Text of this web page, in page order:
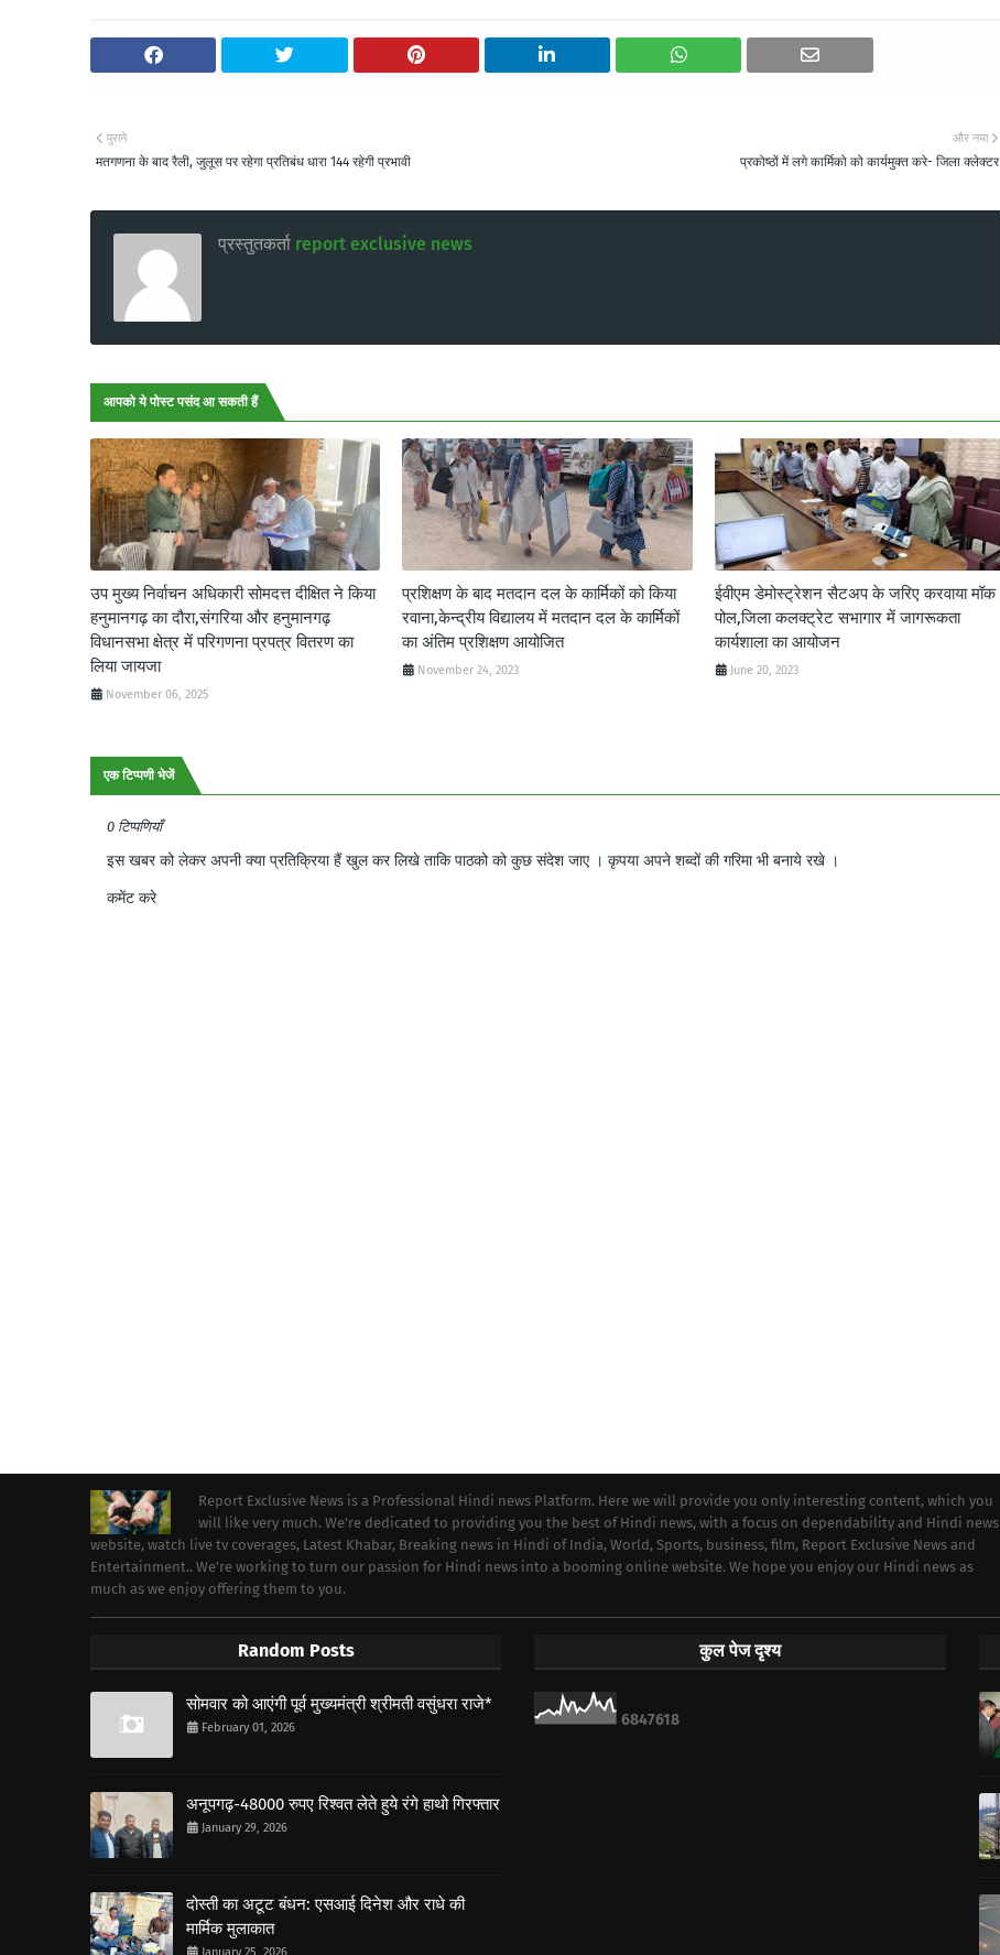
और नया
प्रकोष्ठों में लगे कार्मिको को कार्यमुक्त करे- जिला क्लेक्टर
पुराने
मतगणना के बाद रैली, जुलूस पर रहेगा प्रतिबंध धारा 144 रहेगी प्रभावी
प्रस्तुतकर्ता report exclusive news
आपको ये पोस्ट पसंद आ सकती हैं
उप मुख्य निर्वाचन अधिकारी सोमदत्त दीक्षित ने किया
हनुमानगढ़ का दौरा,संगरिया और हनुमानगढ़
विधानसभा क्षेत्र में परिगणना प्रपत्र वितरण का
लिया जायजा
November 06, 2025
प्रशिक्षण के बाद मतदान दल के कार्मिकों को किया
रवाना,केन्द्रीय विद्यालय में मतदान दल के कार्मिकों
का अंतिम प्रशिक्षण आयोजित
November 24, 2023
ईवीएम डेमोस्ट्रेशन सैटअप के जरिए करवाया मॉक
पोल,जिला कलक्ट्रेट सभागार में जागरूकता
कार्यशाला का आयोजन
June 20, 2023
एक टिप्पणी भेजें
0 टिप्पणियाँ
इस खबर को लेकर अपनी क्या प्रतिक्रिया हैं खुल कर लिखे ताकि पाठको को कुछ संदेश जाए । कृपया अपने शब्दों की गरिमा भी बनाये रखे ।
कमेंट करे
Report Exclusive News is a Professional Hindi news Platform. Here we will provide you only interesting content, which you
will like very much. We're dedicated to providing you the best of Hindi news, with a focus on dependability and Hindi news
website, watch live tv coverages, Latest Khabar, Breaking news in Hindi of India, World, Sports, business, film, Report Exclusive News and
Entertainment.. We're working to turn our passion for Hindi news into a booming online website. We hope you enjoy our Hindi news as
much as we enjoy offering them to you.
Random Posts
सोमवार को आएंगी पूर्व मुख्यमंत्री श्रीमती वसुंधरा राजे*
February 01, 2026
अनूपगढ़-48000 रुपए रिश्वत लेते हुये रंगे हाथो गिरफ्तार
January 29, 2026
दोस्ती का अटूट बंधन: एसआई दिनेश और राधे की
मार्मिक मुलाकात
January 25, 2026
कुल पेज दृश्य
6847618